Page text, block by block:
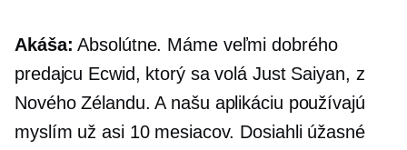
Akáša: Absolútne. Máme veľmi dobrého
predajcu Ecwid, ktorý sa volá Just Saiyan, z
Nového Zélandu. A našu aplikáciu používajú
myslím už asi 10 mesiacov. Dosiahli úžasné